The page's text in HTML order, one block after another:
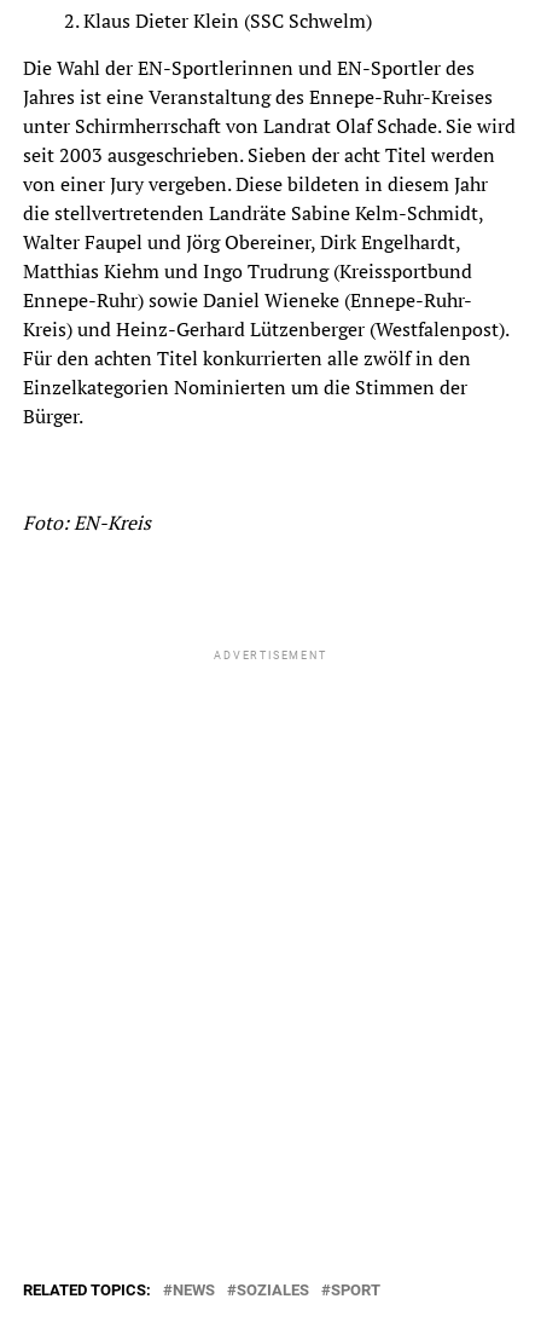
Klaus Dieter Klein (SSC Schwelm)
Die Wahl der EN-Sportlerinnen und EN-Sportler des
Jahres ist eine Veranstaltung des Ennepe-Ruhr-Kreises
unter Schirmherrschaft von Landrat Olaf Schade. Sie wird
seit 2003 ausgeschrieben. Sieben der acht Titel werden
von einer Jury vergeben. Diese bildeten in diesem Jahr
die stellvertretenden Landräte Sabine Kelm-Schmidt,
Walter Faupel und Jörg Obereiner, Dirk Engelhardt,
Matthias Kiehm und Ingo Trudrung (Kreissportbund
Ennepe-Ruhr) sowie Daniel Wieneke (Ennepe-Ruhr-
Kreis) und Heinz-Gerhard Lützenberger (Westfalenpost).
Für den achten Titel konkurrierten alle zwölf in den
Einzelkategorien Nominierten um die Stimmen der
Bürger.
Foto: EN-Kreis
ADVERTISEMENT
RELATED TOPICS: NEWS SOZIALES SPORT